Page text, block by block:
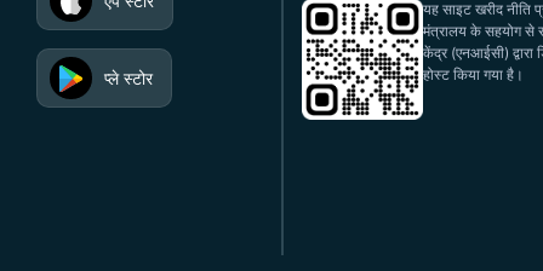
प्ले स्टोर
यह साइट खरीद नीति
मंत्रालय के सहयोग से
केंद्र (एनआईसी)
होस्ट किया गया है।